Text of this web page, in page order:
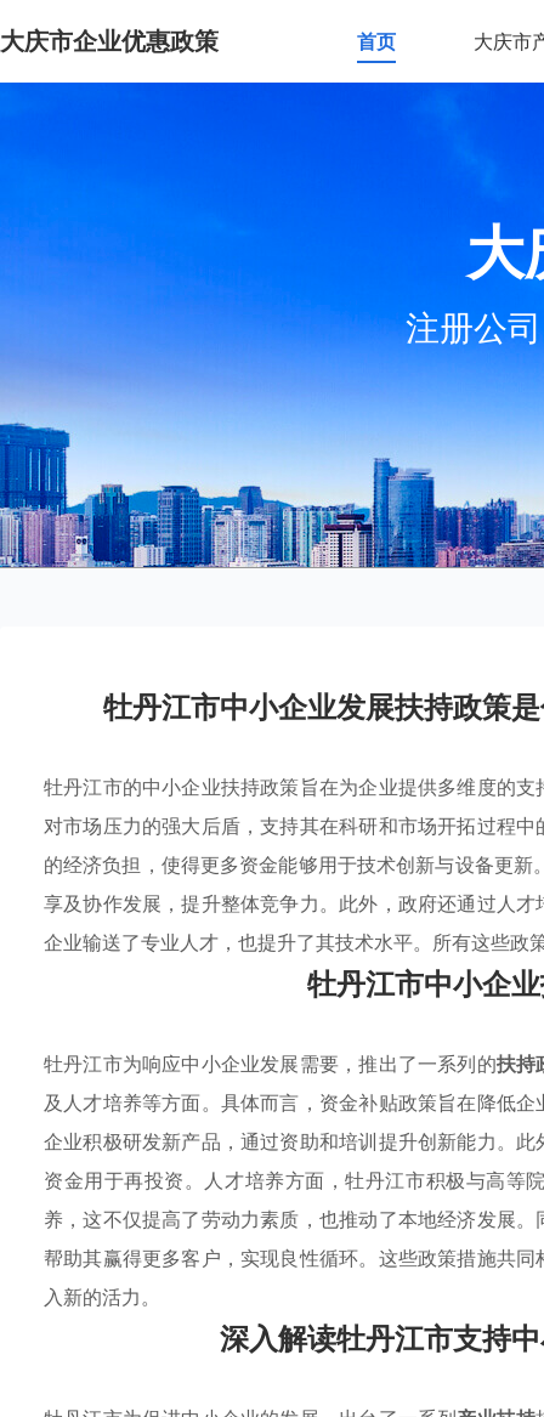
大庆市企业优惠政策 首页 大庆市
大
注册公
牡丹江市中小企业发展扶持政策
牡丹江市的中小企业扶持政策旨在为企业提供多维度的
对市场压力的强大后盾，支持其在科研和市场开拓过程
的经济负担，使得更多资金能够用于技术创新与设备更
享及协作发展，提升整体竞争力。此外，政府还通过人
企业输送了专业人才，也提升了其技术水平。所有这些
牡丹江市中小企
牡丹江市为响应中小企业发展需要，推出了一系列的扶持
及人才培养等方面。具体而言，资金补贴政策旨在降低
企业积极研发新产品，通过资助和培训提升创新能力。
资金用于再投资。人才培养方面，牡丹江市积极与高等
养，这不仅提高了劳动力素质，也推动了本地经济发展
帮助其赢得更多客户，实现良性循环。这些政策措施共
入新的活力。
深入解读牡丹江市支持